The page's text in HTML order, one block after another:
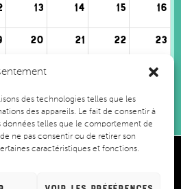
des technologies telles que les
des appareils. Le fait de consentir à
telles que le comportement de
ne pas consentir ou de retirer son
caractéristiques et fonctions.
13 14 15 16
20 21 22 23
27 30
3 4 5